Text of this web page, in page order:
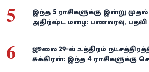
5
இந்த 5 ராசிகளுக்கு இன்று
அதிர்ஷ்ட மழை: பணவரவு, பதவி
6
ஜூலை 29-ல் உத்திரம்
சுக்கிரன்: இந்த 4 ராசிகளுக்கு